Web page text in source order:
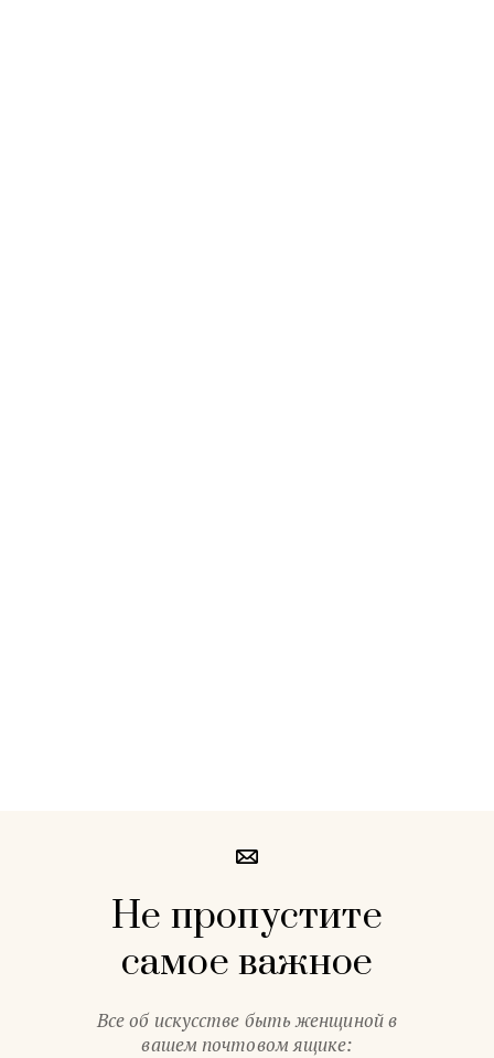
Не пропустите
самое важное
Все об искусстве быть женщиной в
вашем почтовом ящике: